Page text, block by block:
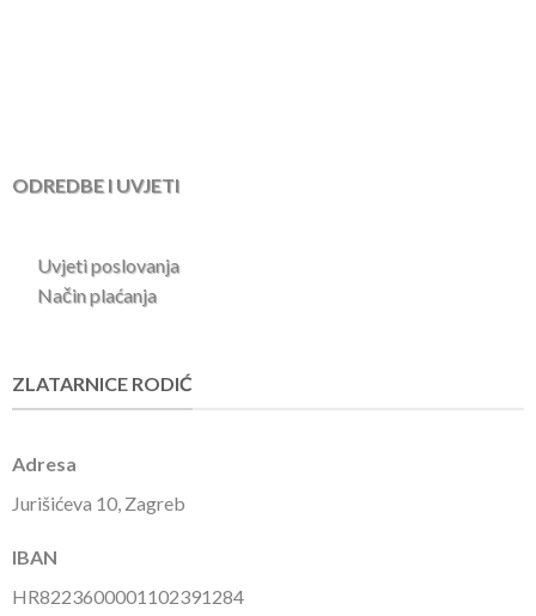
ODREDBE I UVJETI
Uvjeti poslovanja
Način plaćanja
ZLATARNICE RODIĆ
Adresa
Jurišićeva 10, Zagreb
IBAN
HR8223600001102391284